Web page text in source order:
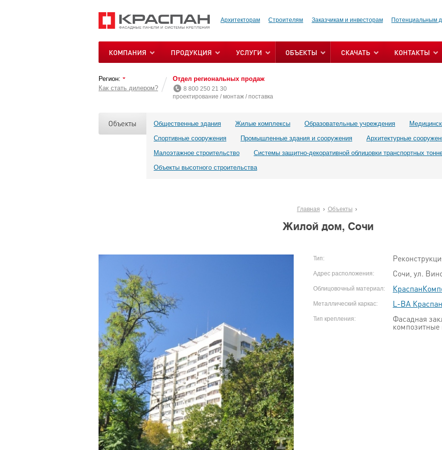
Архитекторам Строителям Заказчикам и инвесторам Потенциальным
КОМПАНИЯ ПРОДУКЦИЯ УСЛУГИ ОБЪЕКТЫ СКАЧАТЬ КОНТАКТЫ
Регион:
Как стать дилером?
Отдел региональных продаж
8 800 250 21 30
проектирование / монтаж / поставка
Объекты Общественные здания Жилые комплексы Образовательные учреждения
Спортивные сооружения
Промышленные здания и сооружения
Архитектурные
Малоэтажное строительство
Системы защитно-декоративной облицовки транспортных
Объекты высотного строительства
Главная Объекты
Жилой дом, Сочи
Тип:
Адрес расположения: Сочи, ул.
Облицовочный материал:
Металлический каркас: L-ВА Краспан
Тип крепления: Фасадная
композитные